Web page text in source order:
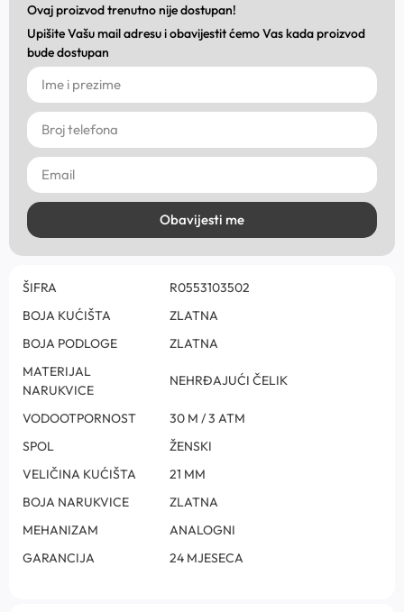
Ovaj proizvod trenutno nije dostupan!
Upišite Vašu mail adresu i obavijestit ćemo Vas kada proizvod
bude dostupan
Obavijesti me
ŠIFRA
R0553103502
BOJA KUĆIŠTA
ZLATNA
BOJA PODLOGE
ZLATNA
MATERIJAL
NARUKVICE
NEHRĐAJUĆI ČELIK
VODOOTPORNOST
30 M / 3 ATM
SPOL
ŽENSKI
VELIČINA KUĆIŠTA
21 MM
BOJA NARUKVICE
ZLATNA
MEHANIZAM
ANALOGNI
GARANCIJA
24 MJESECA